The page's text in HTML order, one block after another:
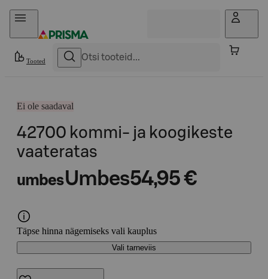
Otse sisu juurde
Tooted
Ei ole saadaval
42700 kommi- ja koogikeste
vaateratas
umbesUmbes54,95 €
Täpse hinna nägemiseks vali kauplus
Vali tarneviis